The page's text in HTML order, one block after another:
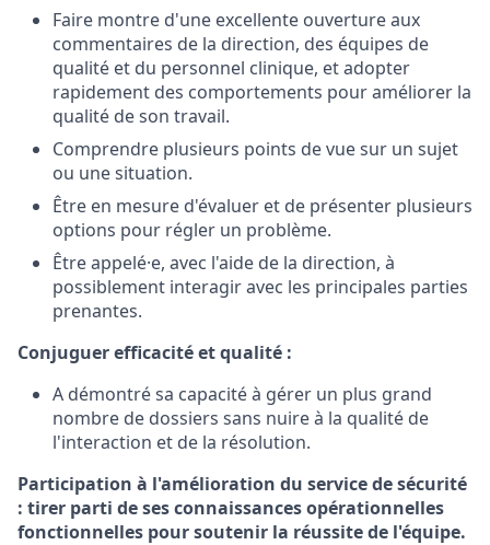
Faire montre d'une excellente ouverture aux
commentaires de la direction, des équipes de
qualité et du personnel clinique, et adopter
rapidement des comportements pour améliorer la
qualité de son travail.
Comprendre plusieurs points de vue sur un sujet
ou une situation.
Être en mesure d'évaluer et de présenter plusieurs
options pour régler un problème.
Être appelé·e, avec l'aide de la direction, à
possiblement interagir avec les principales parties
prenantes.
Conjuguer efficacité et qualité :
A démontré sa capacité à gérer un plus grand
nombre de dossiers sans nuire à la qualité de
l'interaction et de la résolution.
Participation à l'amélioration du service de sécurité
: tirer parti de ses connaissances opérationnelles
fonctionnelles pour soutenir la réussite de l'équipe.